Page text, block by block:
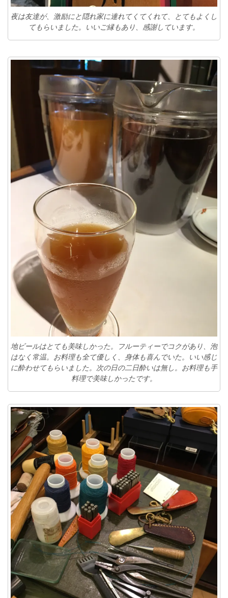
夜は友達が、激励にと隠れ家に連れてくてくれて、とてもよくし
てもらいました。いいご縁もあり、感謝しています。
地ビールはとても美味しかった。フルーティーでコクがあり、泡
はなく常温。お料理も全て優しく、身体も喜んでいた。いい感じ
に酔わせてもらいました。次の日の二日酔いは無し。お料理も手
料理で美味しかったです。